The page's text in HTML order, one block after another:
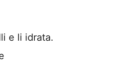
e li idrata.